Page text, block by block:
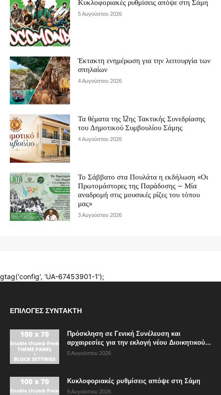
ΕΠΙΛΟΓΈΣ ΣΥΝΤΆΚΤΗ
Πρόσκληση σε Γενική Συνέλευση και
αρχαιρεσίες για την εκλογή νέου Διοικητικού...
5 Αυγούστου 2026
Κυκλοφοριακές ρυθμίσεις απόψε στη Σάμη
5 Αυγούστου 2026